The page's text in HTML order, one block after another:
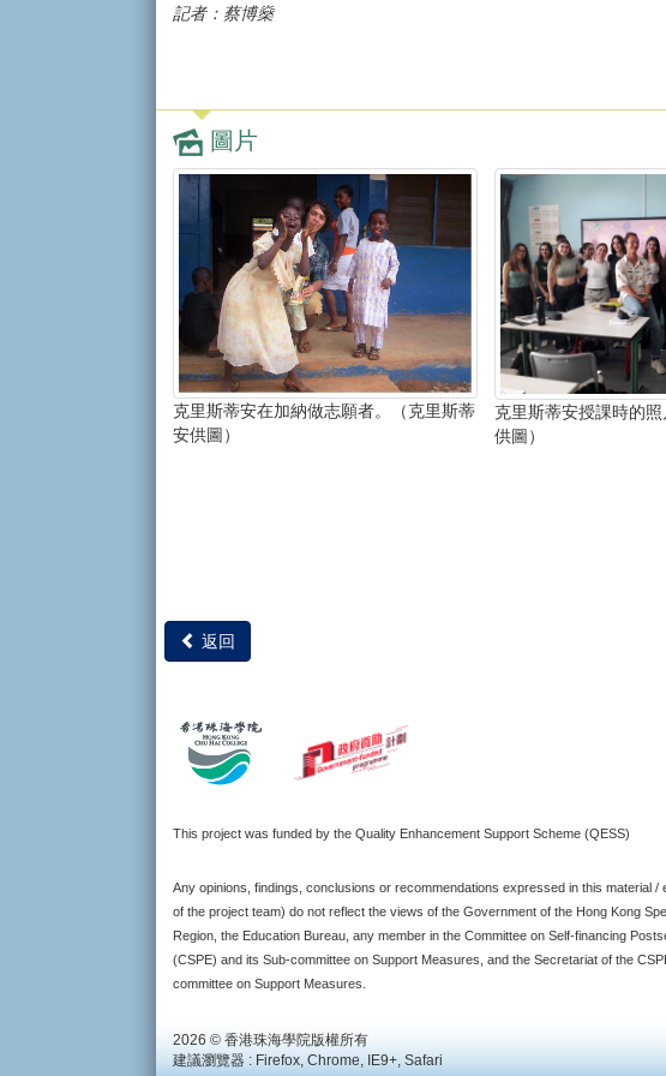
記者：蔡博燊
圖片
克里斯蒂安在加納做志願者。（克里斯蒂
安供圖）
克里斯蒂安授課時的
供圖）
返回
This project was funded by the Quality Enhancement Support Scheme (QESS)
Any opinions, findings, conclusions or recommendations expressed in this material /
of the project team) do not reflect the views of the Government of the Hong Kong
Region, the Education Bureau, any member in the Committee on Self-financing
(CSPE) and its Sub-committee on Support Measures, and the Secretariat of the
committee on Support Measures.
2026 © 香港珠海學院版權所有
建議瀏覽器 : Firefox, Chrome, IE9+, Safari